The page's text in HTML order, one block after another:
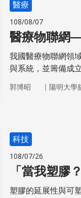
醫療
108/08/07
醫療物聯網
我國醫療物聯網領
與系統，並籌備成
決偏鄉醫療問題。
郭博昭 ｜ 陽明大學
科技
108/07/26
「當我塑膠
塑膠的延展性與可